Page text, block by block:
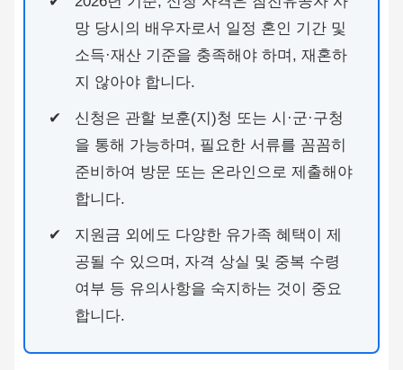
망 당시의 배우자로서 일정 혼인 기간 및
소득·재산 기준을 충족해야 하며, 재혼하
지 않아야 합니다.
신청은 관할 보훈(지)청 또는 시·군·구청
을 통해 가능하며, 필요한 서류를 꼼꼼히
준비하여 방문 또는 온라인으로 제출해야
합니다.
지원금 외에도 다양한 유가족 혜택이 제
공될 수 있으며, 자격 상실 및 중복 수령
여부 등 유의사항을 숙지하는 것이 중요
합니다.